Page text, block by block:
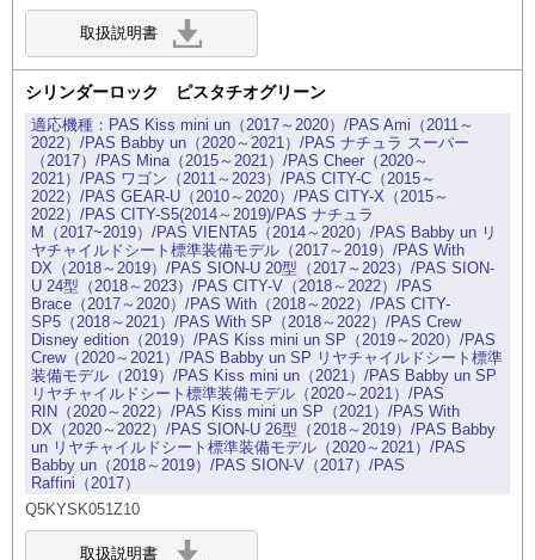
シリンダーロック ピスタチオグリーン
PAS Kiss mini un（2017～2020）/PAS Ami（2011～
2022）/PAS Babby un（2020～2021）/PAS ナチュラ スーパー
（2017）/PAS Mina（2015～2021）/PAS Cheer（2020～
2021）/PAS ワゴン（2011～2023）/PAS CITY-C（2015～
2022）/PAS GEAR-U（2010～2020）/PAS CITY-X（2015～
2022）/PAS CITY-S5(2014～2019)/PAS ナチュラ
M（2017~2019）/PAS VIENTA5（2014～2020）/PAS Babby un リ
ヤチャイルドシート標準装備モデル（2017～2019）/PAS With
DX（2018～2019）/PAS SION-U 20型（2017～2023）/PAS SION-
U 24型（2018～2023）/PAS CITY-V（2018～2022）/PAS
Brace（2017～2020）/PAS With（2018～2022）/PAS CITY-
SP5（2018～2021）/PAS With SP（2018～2022）/PAS Crew
Disney edition（2019）/PAS Kiss mini un SP（2019～2020）/PAS
Crew（2020～2021）/PAS Babby un SP リヤチャイルドシート標準
装備モデル（2019）/PAS Kiss mini un（2021）/PAS Babby un SP
リヤチャイルドシート標準装備モデル（2020～2021）/PAS
RIN（2020～2022）/PAS Kiss mini un SP（2021）/PAS With
DX（2020～2022）/PAS SION-U 26型（2018～2019）/PAS Babby
un リヤチャイルドシート標準装備モデル（2020～2021）/PAS
Babby un（2018～2019）/PAS SION-V（2017）/PAS
Raffini（2017）
Q5KYSK051Z10